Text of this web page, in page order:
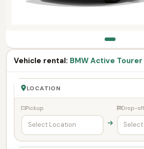
Vehicle rental: BMW Active Tourer
LOCATION
Pickup Drop-